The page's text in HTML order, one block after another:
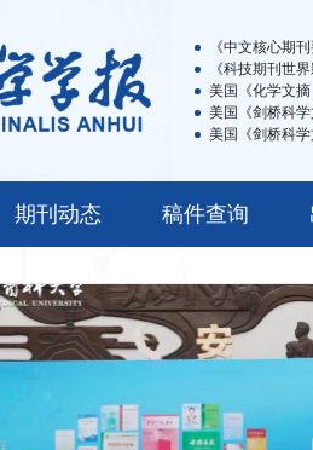
《中文核心期
《科技期刊世
美国《化学文
美国《剑桥科
美国《剑桥科
期刊动态 稿件查询